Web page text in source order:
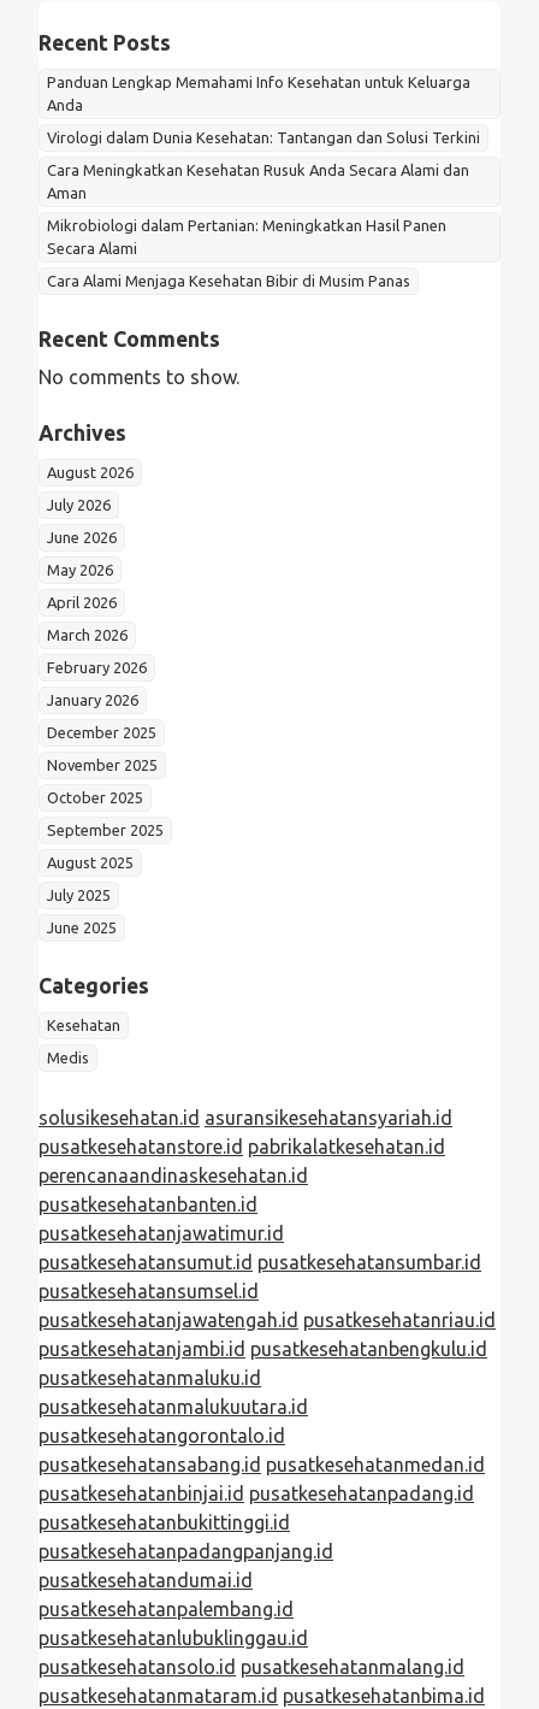
Recent Posts
Panduan Lengkap Memahami Info Kesehatan untuk Keluarga
Anda
Virologi dalam Dunia Kesehatan: Tantangan dan Solusi Terkini
Cara Meningkatkan Kesehatan Rusuk Anda Secara Alami dan
Aman
Mikrobiologi dalam Pertanian: Meningkatkan Hasil Panen
Secara Alami
Cara Alami Menjaga Kesehatan Bibir di Musim Panas
Recent Comments
No comments to show.
Archives
August 2026
July 2026
June 2026
May 2026
April 2026
March 2026
February 2026
January 2026
December 2025
November 2025
October 2025
September 2025
August 2025
July 2025
June 2025
Categories
Kesehatan
Medis
solusikesehatan.id asuransikesehatansyariah.id
pusatkesehatanstore.id pabrikalatkesehatan.id
perencanaandinaskesehatan.id
pusatkesehatanbanten.id
pusatkesehatanjawatimur.id
pusatkesehatansumut.id pusatkesehatansumbar.id
pusatkesehatansumsel.id
pusatkesehatanjawatengah.id pusatkesehatanriau.id
pusatkesehatanjambi.id pusatkesehatanbengkulu.id
pusatkesehatanmaluku.id
pusatkesehatanmalukuutara.id
pusatkesehatangorontalo.id
pusatkesehatansabang.id pusatkesehatanmedan.id
pusatkesehatanbinjai.id pusatkesehatanpadang.id
pusatkesehatanbukittinggi.id
pusatkesehatanpadangpanjang.id
pusatkesehatandumai.id
pusatkesehatanpalembang.id
pusatkesehatanlubuklinggau.id
pusatkesehatansolo.id pusatkesehatanmalang.id
pusatkesehatanmataram.id pusatkesehatanbima.id